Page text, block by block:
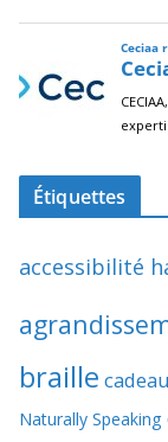
Étiquettes
accessibilité
braille
Naturally Speaking